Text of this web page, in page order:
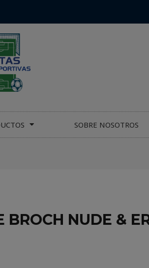
SOBRE NOSOTROS
BROCH NUDE &